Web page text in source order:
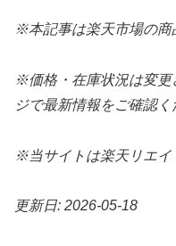
※本記事は楽天市場の商
※価格・在庫状況は変更
ジで最新情報をご確認く
※当サイトは楽天リエイ
更新日: 2026-05-18